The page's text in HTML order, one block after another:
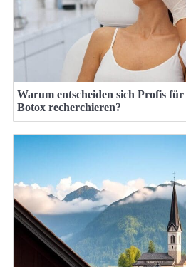
Warum entscheiden sich Profis
Botox recherchieren?